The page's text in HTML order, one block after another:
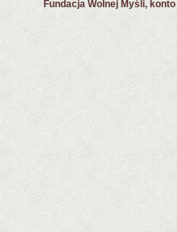
Fundacja Wolnej Myśli,